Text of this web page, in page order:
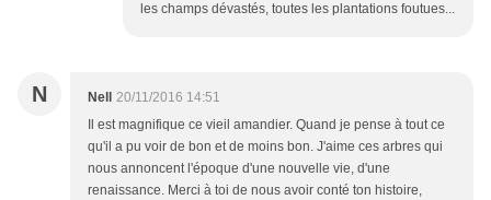
les champs dévastés, toutes les plantations foutues...
N Nell
20/11/2016 14:51
Il est magnifique ce vieil amandier. Quand je pense à tout ce
qu'il a pu voir de bon et de moins bon. J'aime ces arbres qui
nous annoncent l'époque d'une nouvelle vie, d'une
renaissance. Merci à toi de nous avoir conté ton histoire,